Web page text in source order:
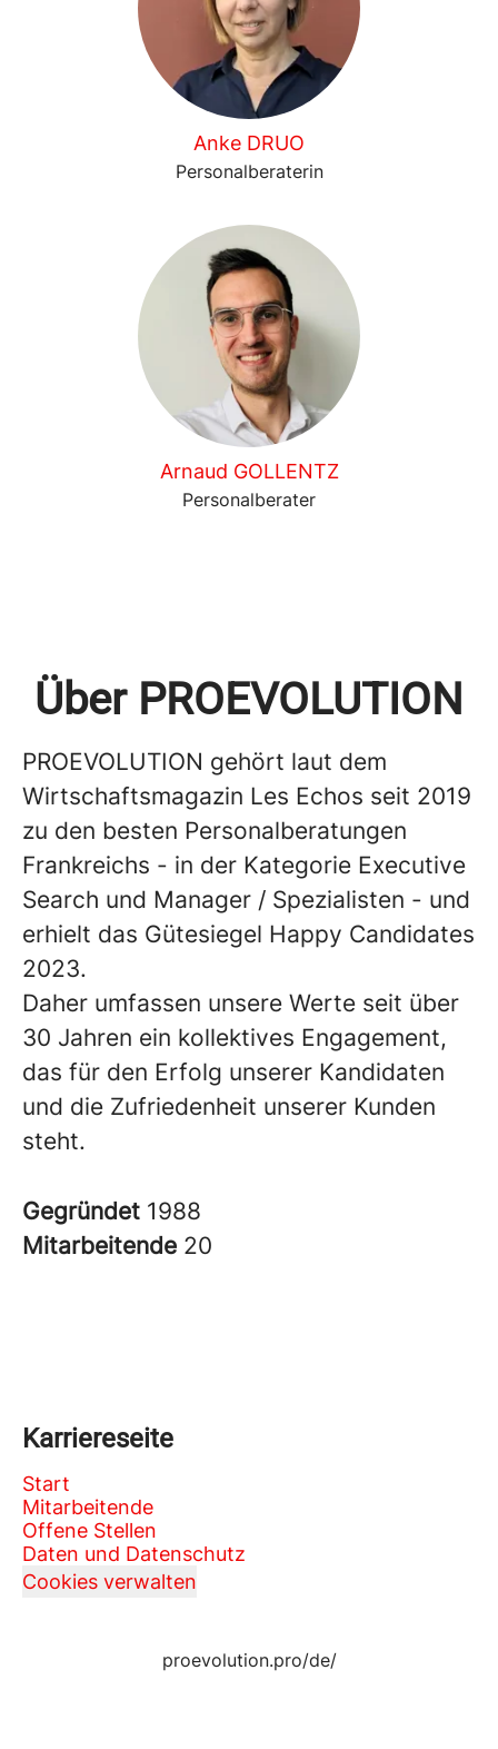
Anke DRUO
Personalberaterin
Arnaud GOLLENTZ
Personalberater
Über PROEVOLUTION
PROEVOLUTION gehört laut dem
Wirtschaftsmagazin Les Echos seit 2019
zu den besten Personalberatungen
Frankreichs - in der Kategorie Executive
Search und Manager / Spezialisten - und
erhielt das Gütesiegel Happy Candidates
2023.
Daher umfassen unsere Werte seit über
30 Jahren ein kollektives Engagement,
das für den Erfolg unserer Kandidaten
und die Zufriedenheit unserer Kunden
steht.
Gegründet 1988
Mitarbeitende 20
Karriereseite
Start
Mitarbeitende
Offene Stellen
Daten und Datenschutz
Cookies verwalten
proevolution.pro/de/